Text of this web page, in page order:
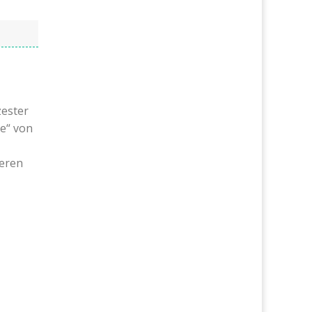
von